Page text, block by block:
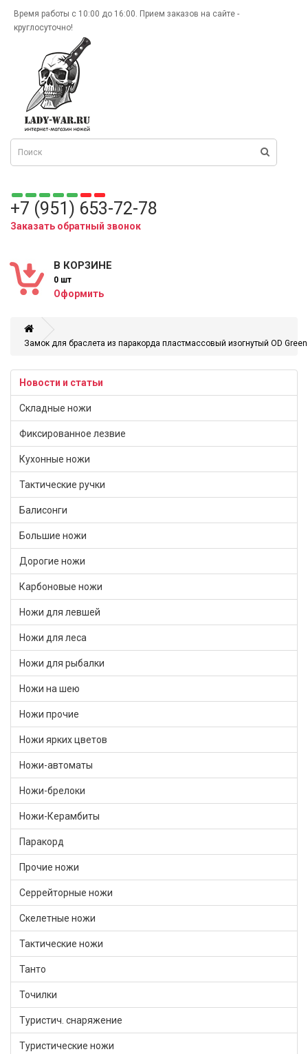
Время работы с 10:00 до 16:00. Прием заказов на сайте -
круглосуточно!
+7 (951) 653-72-78
Заказать обратный звонок
В КОРЗИНЕ
0 шт
Оформить
Замок для браслета из паракорда пластмассовый изогнутый OD Green
Новости и статьи
Складные ножи
Фиксированное лезвие
Кухонные ножи
Тактические ручки
Балисонги
Большие ножи
Дорогие ножи
Карбоновые ножи
Ножи для левшей
Ножи для леса
Ножи для рыбалки
Ножи на шею
Ножи прочие
Ножи ярких цветов
Ножи-автоматы
Ножи-брелоки
Ножи-Керамбиты
Паракорд
Прочие ножи
Серрейторные ножи
Скелетные ножи
Тактические ножи
Танто
Точилки
Туристич. снаряжение
Туристические ножи